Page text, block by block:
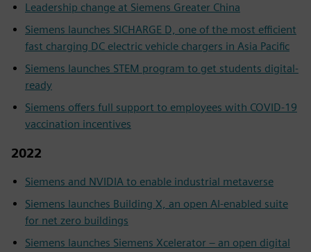
Leadership change at Siemens Greater China
Siemens launches SICHARGE D, one of the most efficient
fast charging DC electric vehicle chargers in Asia Pacific
Siemens launches STEM program to get students digital-
ready
Siemens offers full support to employees with COVID-19
vaccination incentives
2022
Siemens and NVIDIA to enable industrial metaverse
Siemens launches Building X, an open AI-enabled suite
for net zero buildings
Siemens launches Siemens Xcelerator – an open digital